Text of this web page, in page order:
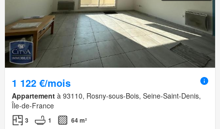
1 122 €/mois
Appartement à 93110, Rosny-sous-Bois, Seine-Saint-Denis,
Île-de-France
3 1 64 m²